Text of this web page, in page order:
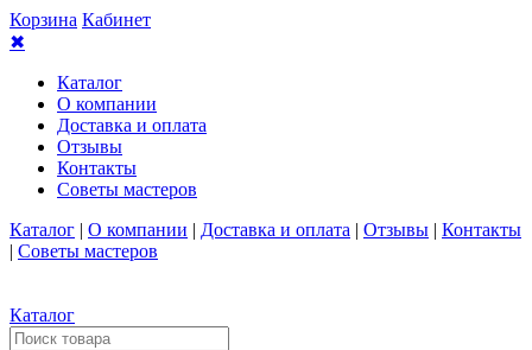
Корзина Кабинет
✖
Каталог
О компании
Доставка и оплата
Отзывы
Контакты
Советы мастеров
Каталог | О компании | Доставка и оплата | Отзывы | Контакты
| Советы мастеров
Каталог